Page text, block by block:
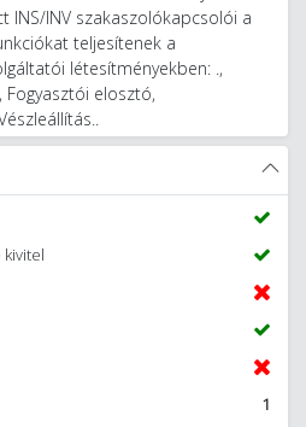
INS/INV szakaszolókapcsolói a
teljesítenek a
létesítményekben: .,
Fogyasztói elosztó,
1